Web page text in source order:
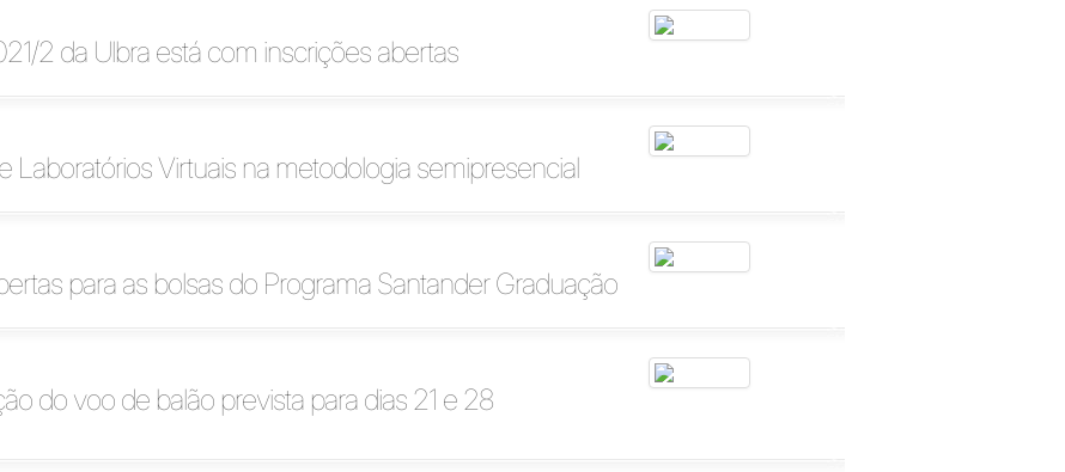
2 da Ulbra está com inscrições abertas
Laboratórios Virtuais na metodologia semipresencial
para as bolsas do Programa Santander Graduação
do voo de balão prevista para dias 21 e 28